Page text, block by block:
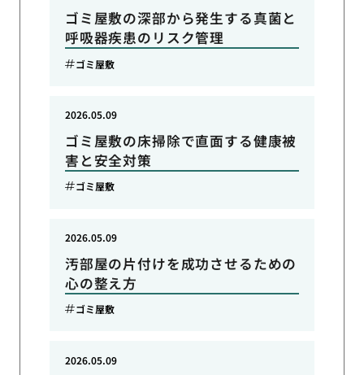
ゴミ屋敷の深部から発生する真菌と
呼吸器疾患のリスク管理
ゴミ屋敷
ゴミ屋敷の床掃除で直面する健康被
害と安全対策
2026.05.09
ゴミ屋敷
汚部屋の片付けを成功させるための
心の整え方
2026.05.09
ゴミ屋敷
2026.05.09